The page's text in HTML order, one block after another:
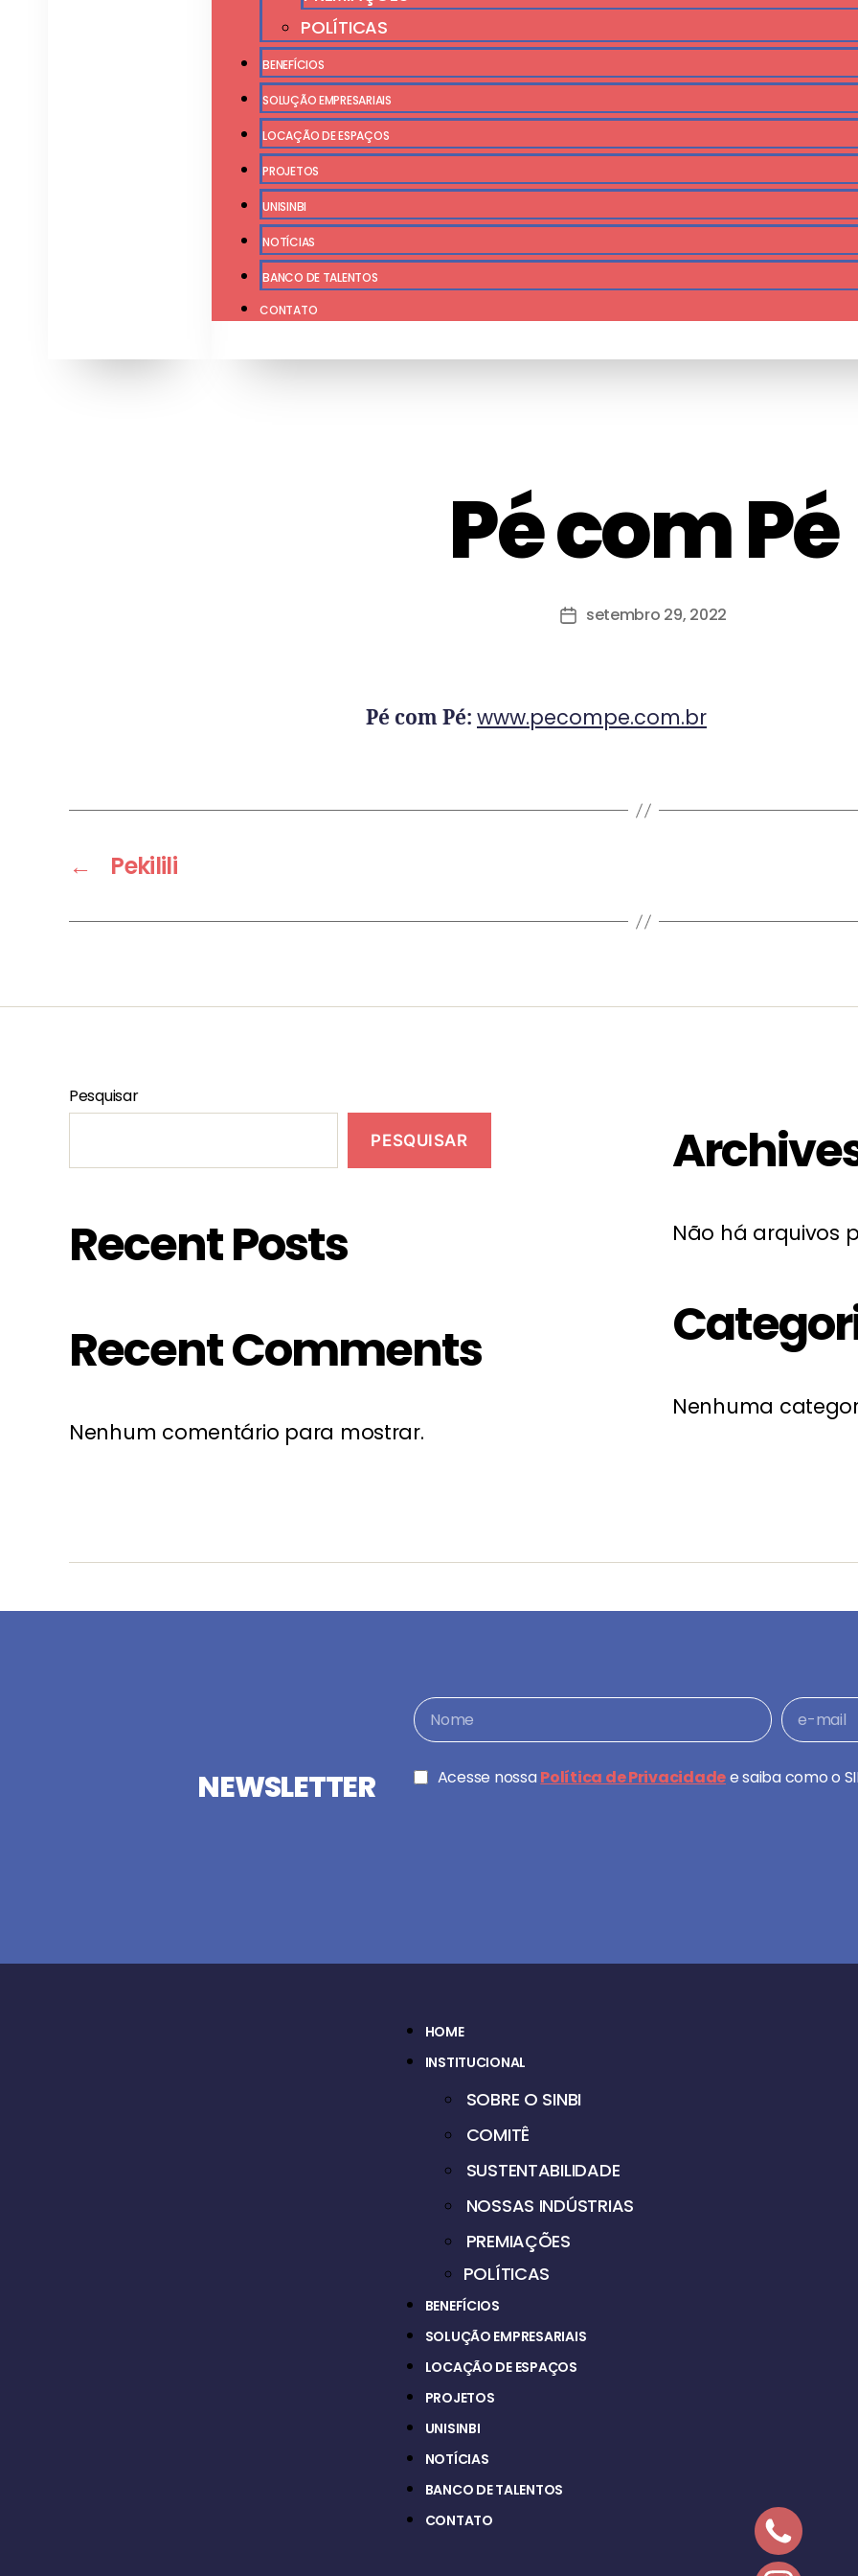
POLÍTICAS
BENEFÍCIOS
SOLUÇÃO EMPRESARIAIS
LOCAÇÃO DE ESPAÇOS
PROJETOS
UNISINBI
NOTÍCIAS
BANCO DE TALENTOS
CONTATO
Pé com Pé
setembro 29, 2022
Pé com Pé: www.pecompe.com.br
← Pekilili
Pesquisar
PESQUISAR
Recent Posts
Recent Comments
Nenhum comentário para mostrar.
Não há arquivos
Nenhuma
NEWSLETTER Acesse nossaPolítica de Privacidadee saiba como o
HOME
INSTITUCIONAL
SOBRE O SINBI
COMITÊ
SUSTENTABILIDADE
NOSSAS INDÚSTRIAS
PREMIAÇÕES
POLÍTICAS
BENEFÍCIOS
SOLUÇÃO EMPRESARIAIS
LOCAÇÃO DE ESPAÇOS
PROJETOS
UNISINBI
NOTÍCIAS
BANCO DE TALENTOS
CONTATO